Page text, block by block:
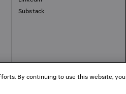
Substack
By continuing to use this website,